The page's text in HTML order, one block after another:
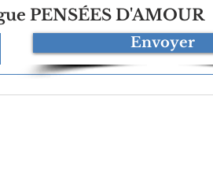
PENSÉES D'AMOUR
Envoyer